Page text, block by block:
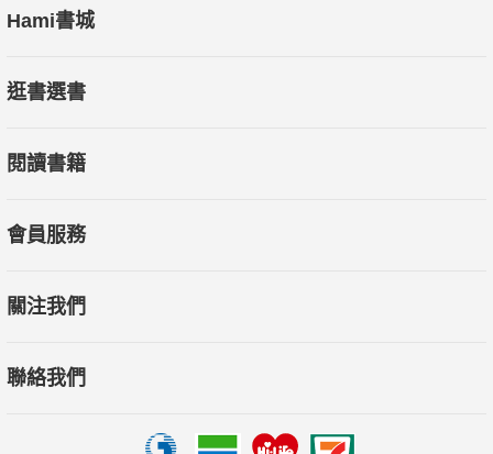
Hami書城
逛書選書
閱讀書籍
會員服務
關注我們
聯絡我們